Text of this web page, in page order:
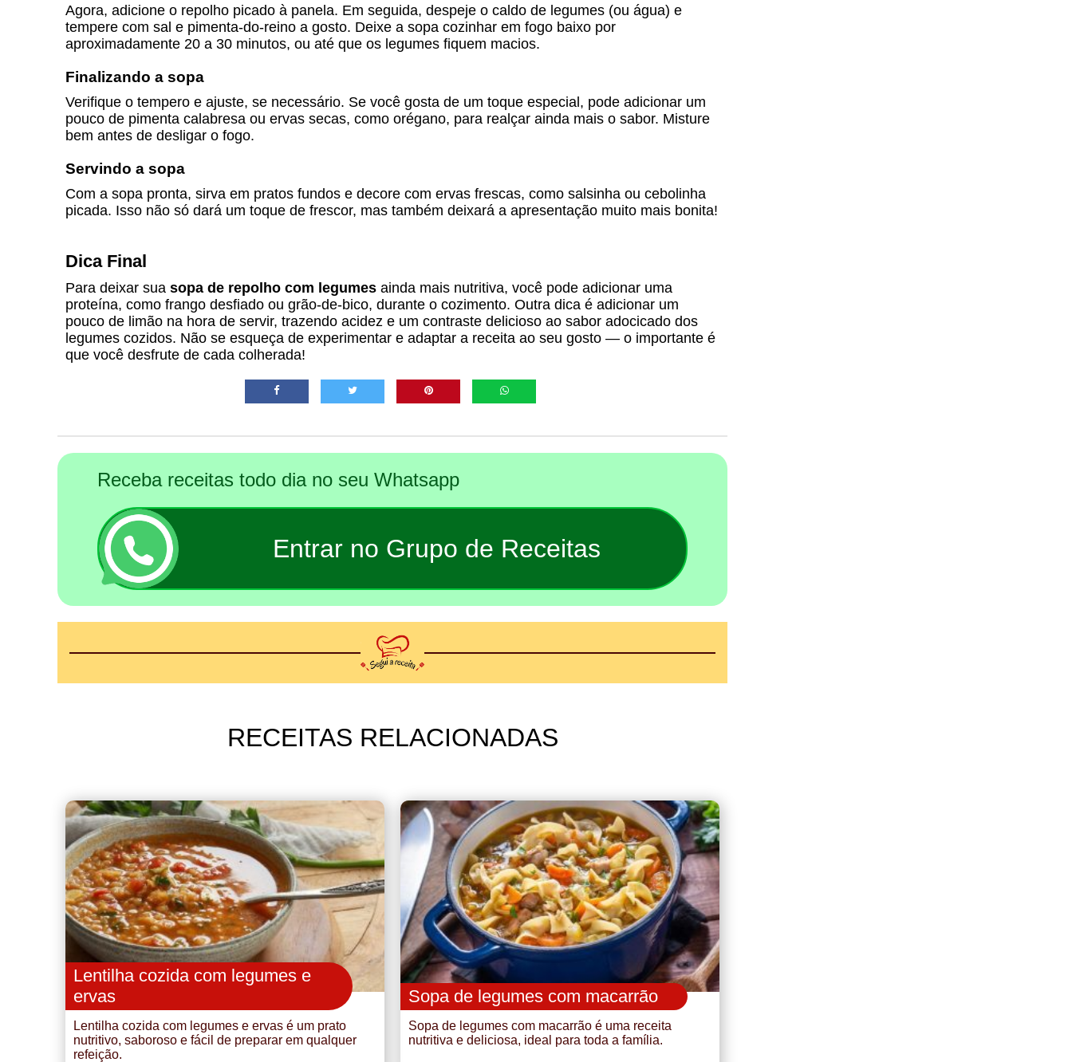
Agora, adicione o repolho picado à panela. Em seguida, despeje o caldo de legumes (ou água) e
tempere com sal e pimenta-do-reino a gosto. Deixe a sopa cozinhar em fogo baixo por
aproximadamente 20 a 30 minutos, ou até que os legumes fiquem macios.
Finalizando a sopa
Verifique o tempero e ajuste, se necessário. Se você gosta de um toque especial, pode adicionar um
pouco de pimenta calabresa ou ervas secas, como orégano, para realçar ainda mais o sabor. Misture
bem antes de desligar o fogo.
Servindo a sopa
Com a sopa pronta, sirva em pratos fundos e decore com ervas frescas, como salsinha ou cebolinha
picada. Isso não só dará um toque de frescor, mas também deixará a apresentação muito mais bonita!
Dica Final
Para deixar sua sopa de repolho com legumes ainda mais nutritiva, você pode adicionar uma
proteína, como frango desfiado ou grão-de-bico, durante o cozimento. Outra dica é adicionar um
pouco de limão na hora de servir, trazendo acidez e um contraste delicioso ao sabor adocicado dos
legumes cozidos. Não se esqueça de experimentar e adaptar a receita ao seu gosto — o importante é
que você desfrute de cada colherada!
Receba receitas todo dia no seu Whatsapp
Entrar no Grupo de Receitas
RECEITAS RELACIONADAS
Lentilha cozida com legumes e
ervas
Lentilha cozida com legumes e ervas é um prato
nutritivo, saboroso e fácil de preparar em qualquer
refeição.
Sopa de legumes com macarrão
Sopa de legumes com macarrão é uma receita
nutritiva e deliciosa, ideal para toda a família.